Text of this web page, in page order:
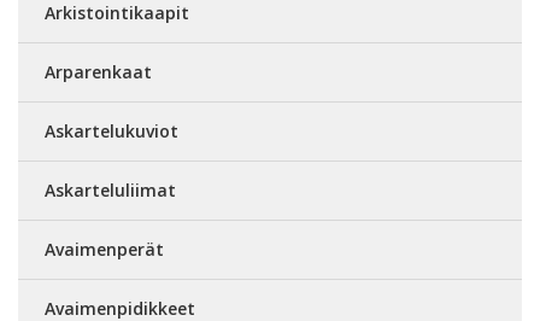
Arkistointikaapit
Arparenkaat
Askartelukuviot
Askarteluliimat
Avaimenperät
Avaimenpidikkeet